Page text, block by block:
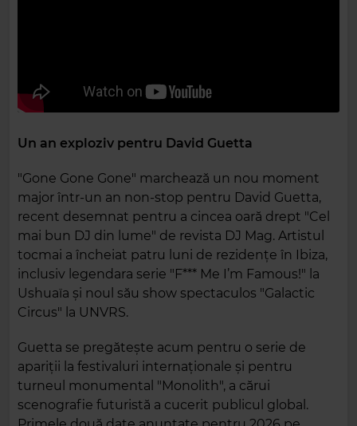
Un an exploziv pentru David Guetta
"Gone Gone Gone" marchează un nou moment
major într-un an non-stop pentru David Guetta,
recent desemnat pentru a cincea oară drept "Cel
mai bun DJ din lume" de revista DJ Mag. Artistul
tocmai a încheiat patru luni de rezidențe în Ibiza,
inclusiv legendara serie "F*** Me I’m Famous!" la
Ushuaïa și noul său show spectaculos "Galactic
Circus" la UNVRS.
Guetta se pregătește acum pentru o serie de
apariții la festivaluri internaționale și pentru
turneul monumental "Monolith", a cărui
scenografie futuristă a cucerit publicul global.